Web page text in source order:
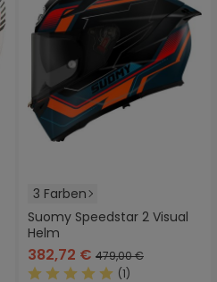
3 Farben
Suomy Speedstar 2 Visual
Helm
382,72 € 479,00 €
(1)